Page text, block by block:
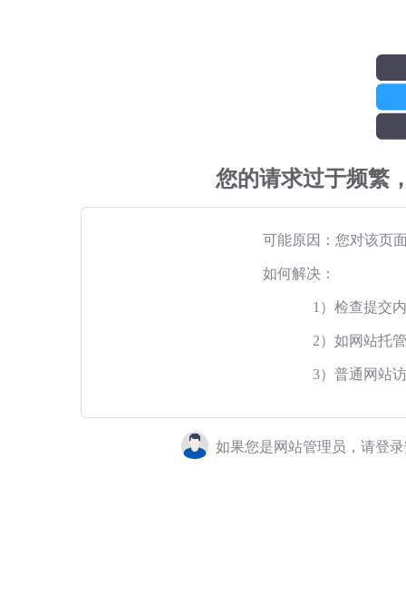
您的请求过于频繁
可能原因：您对该页
如何解决：
1）检查提交
2）如网站托
3）普通网站
如果您是网站管理员，请登